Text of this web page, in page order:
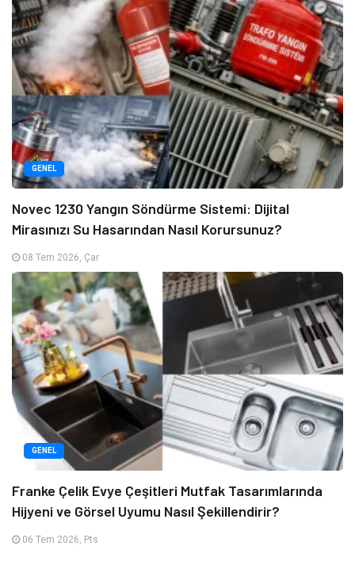
GENEL
Novec 1230 Yangın Söndürme Sistemi: Dijital
Mirasınızı Su Hasarından Nasıl Korursunuz?
08 Tem 2026, Çar
GENEL
Franke Çelik Evye Çeşitleri Mutfak Tasarımlarında
Hijyeni ve Görsel Uyumu Nasıl Şekillendirir?
06 Tem 2026, Pts